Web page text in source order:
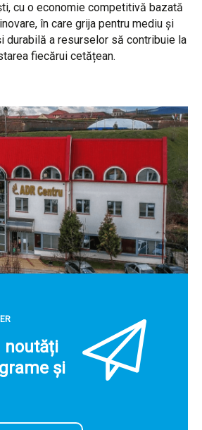
cu o economie competitivă bazată
în care grija pentru mediu și
durabilă a resurselor să contribuie la
fiecărui cetățean.
noutăți
și